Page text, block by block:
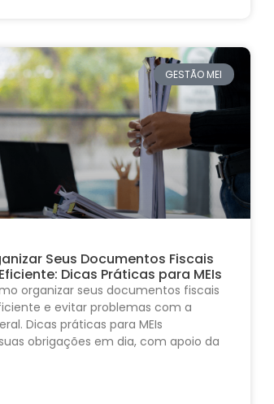
GESTÃO MEI
Seus Documentos Fiscais
Dicas Práticas para MEIs
organizar seus documentos fiscais
e evitar problemas com a
Dicas práticas para MEIs
obrigações em dia, com apoio da